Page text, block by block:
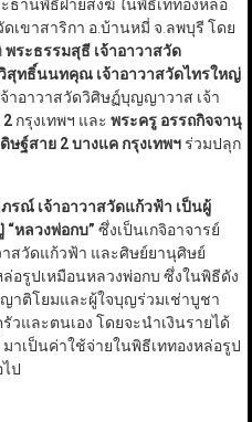
ธานพิธีฝ่ายสงฆ์ ในพิธีเททองหล่อ
ดเขาสาริกา อ.บ้านหมี่ จ.ลพบุรี โดย
พระธรรมสุธี เจ้าอาวาสวัด
สุทธิ์นนทคุณ เจ้าอาวาสวัดไทรใหญ่
าอาวาสวัดวิศิษฏ์บุญญาวาส เจ้า
กรุงเทพฯ และ พระครู อรรถกิจจานุ
ฐ์สาย 2 บางแค กรุงเทพฯร่วมปลุก
ณ์ เจ้าอาวาสวัดแก้วฟ้า เป็นผู้
หลวงพ่อกบ” ซึ่งเป็นเกจิอาจารย์
สวัดแก้วฟ้า และศิษย์ยานุศิษย์
อรูปเหมือนหลวงพ่อกบ ซึ่งในพิธีดัง
าติโยมและผู้ใจบุญร่วมเช่าบูชา
วและตนเอง โดยจะนำเงินรายได้
าเป็นค่าใช้จ่ายในพิธีเททองหล่อรูป
ป